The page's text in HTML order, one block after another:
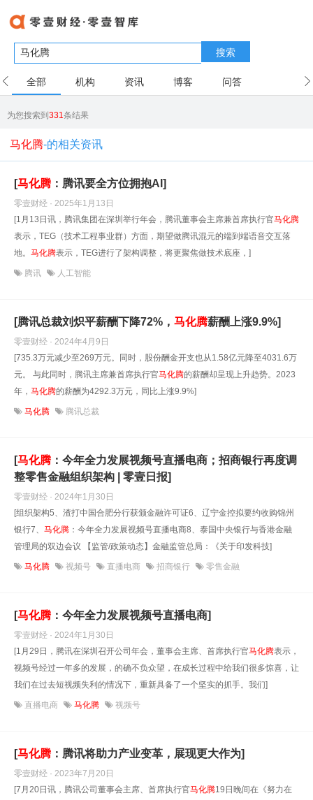
搜索
全部 机构 资讯 博客 问答
为您搜索到331条结果
马化腾-的相关资讯
[马化腾 ：腾讯要全方位拥抱AI]
零壹财经 · 2025年1月13日
[1月13日讯，腾讯集团在深圳举行年会，腾讯董事会主席兼首席执行官马化腾
表示，TEG（技术工程事业群）方面，期望做腾讯混元的端到端语音交互落
地。 马化腾表示，TEG进行了架构调整，将更聚焦做技术底座，]
腾讯 人工智能
[腾讯总裁刘炽平薪酬下降72%， 马化腾薪酬上涨9.9%]
零壹财经 · 2024年4月9日
[735.3万元减少至269万元。同时，股份酬金开支也从1.58亿元降至4031.6万
元。 与此同时，腾讯主席兼首席执行官马化腾的薪酬却呈现上升趋势。2023
年， 马化腾的薪酬为4292.3万元，同比上涨9.9%]
马化腾 腾讯总裁
[马化腾 ：今年全力发展视频号直播电商；招商银行再度调
整零售金融组织架构 | 零壹日报]
零壹财经 · 2024年1月30日
[组织架构5、渣打中国合肥分行获颁金融许可证6、辽宁金控拟要约收购锦州
银行7、 马化腾 ：今年全力发展视频号直播电商8、泰国中央银行与香港金融
管理局的双边会议 【监管/政策动态】金融监管总局：《关于印发科技]
马化腾 视频号 直播电商 招商银行 零售金融
[马化腾 ：今年全力发展视频号直播电商]
零壹财经 · 2024年1月30日
[1月29日，腾讯在深圳召开公司年会，董事会主席、首席执行官马化腾表示，
视频号经过一年多的发展，的确不负众望，在成长过程中给我们很多惊喜，让
我们在过去短视频失利的情况下，重新具备了一个坚实的抓手。我们]
直播电商 马化腾 视频号
[马化腾 ：腾讯将助力产业变革，展现更大作为]
零壹财经 · 2023年7月20日
[7月20日讯，腾讯公司董事会主席、首席执行官马化腾19日晚间在《努力在